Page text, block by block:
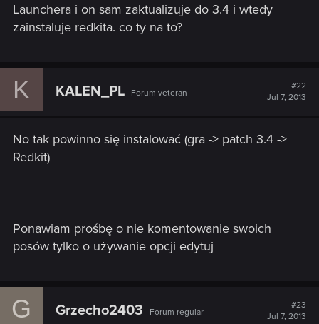
Launchera i on sam zaktualizuje do 3.4 i wtedy
zainstaluje redkita. co ty na to?
K KALEN_PL Forum veteran
#22
Jul 7, 2013
No tak powinno się instalować (gra -> patch 3.4 ->
Redkit)
Ponawiam prośbę o nie komentowanie swoich
posów tylko o używanie opcji edytuj
G Grzecho2403 Forum regular
#23
Jul 7, 2013